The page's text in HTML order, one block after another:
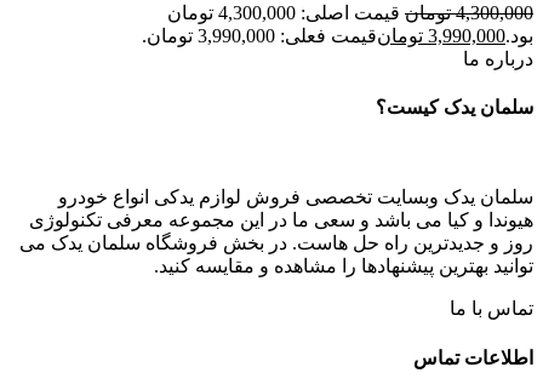
4,300,000 تومان
قیمت اصلی: 4,300,000 تومان
بود.3,990,000 تومانقیمت فعلی: 3,990,000 تومان.
درباره ما
سلمان یدک کیست؟
سلمان یدک وبسایت تخصصی فروش لوازم یدکی انواع خودرو
هیوندا و کیا می باشد و سعی ما در این مجموعه معرفی تکنولوژی
روز و جدیدترین راه حل هاست. در بخش فروشگاه سلمان یدک می
توانید بهترین پیشنهادها را مشاهده و مقایسه کنید.
تماس با ما
اطلاعات تماس